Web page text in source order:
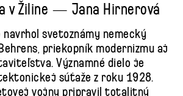
v Žiline — Jana Hirnerová
navrhol svetoznámy nemecký
priekopník modernizmu aj
Významné dielo je
súťaže z roku 1928.
vojny pripravil totalitný